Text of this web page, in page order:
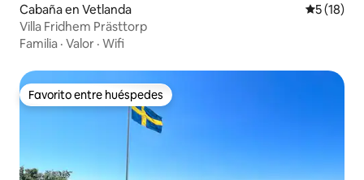
Cabaña en Vetlanda
5 (18)
Villa Fridhem Prästtorp
Familia · Valor · Wifi
Favorito entre huéspedes
Favorito entre huéspedes